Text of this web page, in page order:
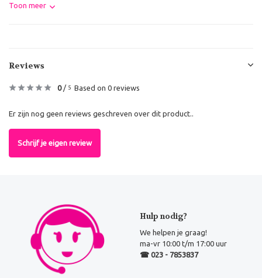
Toon meer
Reviews
0/ 5 Based on 0 reviews
Er zijn nog geen reviews geschreven over dit product..
Schrijf je eigen review
Hulp nodig?
We helpen je graag!
ma-vr 10:00 t/m 17:00 uur
☎ 023 - 7853837